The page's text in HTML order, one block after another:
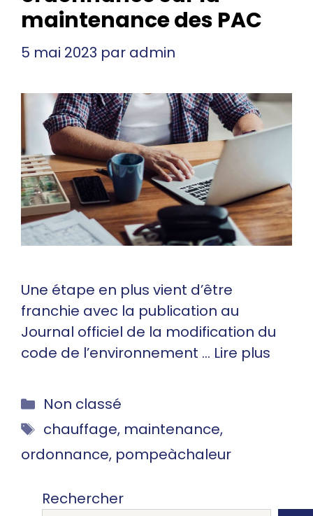
maintenance des PAC
5 mai 2023 par admin
Une étape en plus vient d’être
franchie avec la publication au
Journal officiel de la modification du
code de l’environnement … Lire plus
Catégories
Non classé
Étiquettes
chauffage, maintenance,
ordonnance, pompeàchaleur
Rechercher